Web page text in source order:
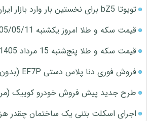
تویوتا bZ5 برای نخستین بار وارد بازار ایران می‌شود
قیمت سکه و طلا امروز یکشنبه 1405/05/11
قیمت سکه و طلا پنج‌شنبه 15 مرداد 1405
فروش فوری دنا پلاس دستی EF7P (بدون قرعه کشی)
طرح جدید پیش فروش خودرو کوییک (مرداد
اجرای اسکلت بتنی یک ساختمان چقدر